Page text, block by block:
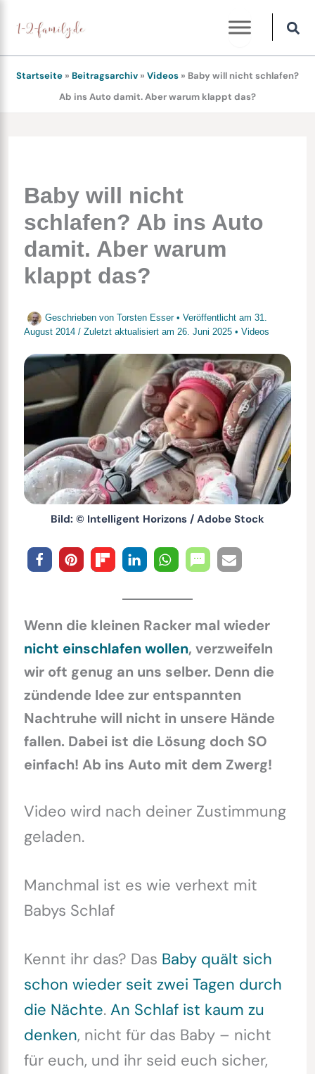
Inhalt
springen
Startseite » Beitragsarchiv » Videos » Baby will nicht schlafen?
Ab ins Auto damit. Aber warum klappt das?
Baby will nicht
schlafen? Ab ins Auto
damit. Aber warum
klappt das?
Geschrieben von Torsten Esser • Veröffentlicht am 31.
August 2014 / Zuletzt aktualisiert am 26. Juni 2025• Videos
Bild: © Intelligent Horizons / Adobe Stock
Wenn die kleinen Racker mal wieder
nicht einschlafen wollen, verzweifeln
wir oft genug an uns selber. Denn die
zündende Idee zur entspannten
Nachtruhe will nicht in unsere Hände
fallen. Dabei ist die Lösung doch SO
einfach! Ab ins Auto mit dem Zwerg!
Video wird nach deiner Zustimmung
geladen.
Manchmal ist es wie verhext mit
Babys Schlaf
Kennt ihr das? Das Baby quält sich
schon wieder seit zwei Tagen durch
die Nächte. An Schlaf ist kaum zu
denken, nicht für das Baby – nicht
für euch, und ihr seid euch sicher,